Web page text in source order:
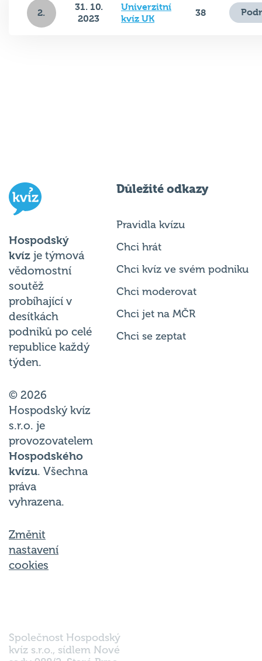
2.
31. 10.
2023
Univerzitní
kvíz UK
38
Hospodský
kvíz je týmová
vědomostní
soutěž
probíhající v
desítkách
podniků po celé
republice každý
týden.
© 2026
Hospodský kvíz
s.r.o. je
provozovatelem
Hospodského
kvízu. Všechna
práva
vyhrazena.
Změnit
nastavení
cookies
Důležité odkazy
Pravidla kvízu
Chci hrát
Chci kvíz ve svém podniku
Chci moderovat
Chci jet na MČR
Chci se zeptat
Společnost Hospodský
kvíz s.r.o., sídlem Nové